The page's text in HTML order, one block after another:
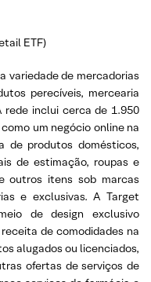
ETF)
variedade de mercadorias
perecíveis, mercearia
rede inclui cerca de 1.950
um negócio online na
de produtos domésticos,
de estimação, roupas e
outros itens sob marcas
e exclusivas. A Target
de design exclusivo
de comodidades na
alugados ou licenciados,
ofertas de serviços de